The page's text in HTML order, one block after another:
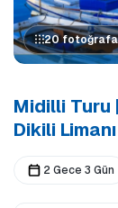
20 fotoğrafa
Midilli Turu
Dikili Limanı
2 Gece 3 Gün